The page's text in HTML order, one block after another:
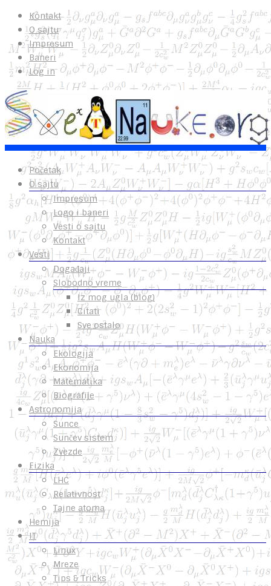
Kontakt
O sajtu
Impresum
Baneri
Log in
Početak
O sajtu
Impresum
Logo i baneri
Vesti o sajtu
Kontakt
Vesti
Događaji
Slobodno vreme
Iz mog ugla (blog)
Citati
Sve ostalo
Nauka
Ekologija
Ekonomija
Matematika
Biografije
Astronomija
Sunce
Sunčev sistem
Zvezde
Fizika
LHC
Relativnost
Tajne atoma
Hemija
IT
Linux
Mreze
Tips & Tricks